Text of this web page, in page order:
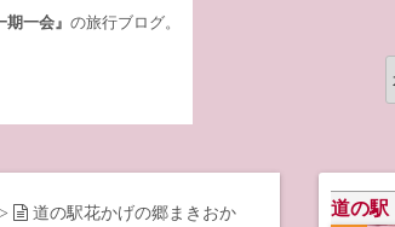
遊び・体験
スーパーホテル
シティホテル・ビジネス
一会』 の旅行ブログ。
>
道の駅花かげの郷まきおか
道の